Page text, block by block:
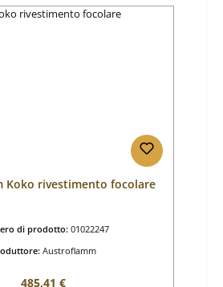
Koko rivestimento focolare
di prodotto: 01022247
Austroflamm
Prezzo normale:
485,41 €